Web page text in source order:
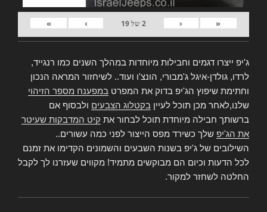
«
‹
2של19
›
»
ג'יפ ייצרו דגמים וחבילות מיוחדות במהלך השנים כמו רנגייד,
לרדו, גולדן-איגל ג'מבורי, הונצ'ו ועוד.. לשיחזור המראה הנכון
וחתימת שיפוץ הג'יפ בדוק את המפרט במפענח מספר הזיהוי
שלנו,לאחר מכן תוכל לעיין בקטלוג הצבעים ולבסוף אם
ברשותך חבילה מיוחדת תוכל לבחור את קיט המדבקות שעיטר
את הג'יפ שלך כשירד מפס הייצור לפני כמה עשורים..
השילובים של ג'יפ בשנות השבעים והשמונים הקדימו את זמנם
לכל הדעות וכיום הם מבוקשים מתמיד! מקווים שעזרנו לך לקבל
החלטה לשחזר למקור.